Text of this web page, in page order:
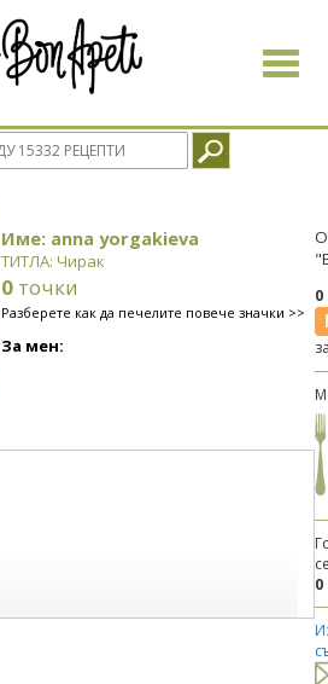
Toggle
Име: anna yorgakieva
ТИТЛА: Чирак
0 точки
Разберете как да печелите повече значки >>
За мен:
0